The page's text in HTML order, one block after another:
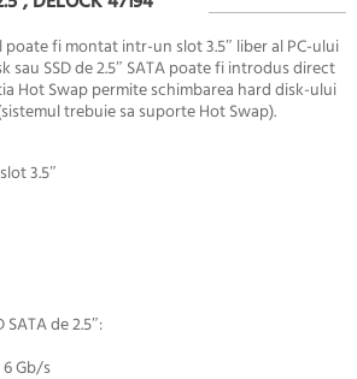
fi montat intr-un slot 3.5″ liber al PC-ului
sau SSD de 2.5″ SATA poate fi introdus direct
Hot Swap permite schimbarea hard disk-ului
trebuie sa suporte Hot Swap).
3.5″
de 2.5″:
6 Gb/s